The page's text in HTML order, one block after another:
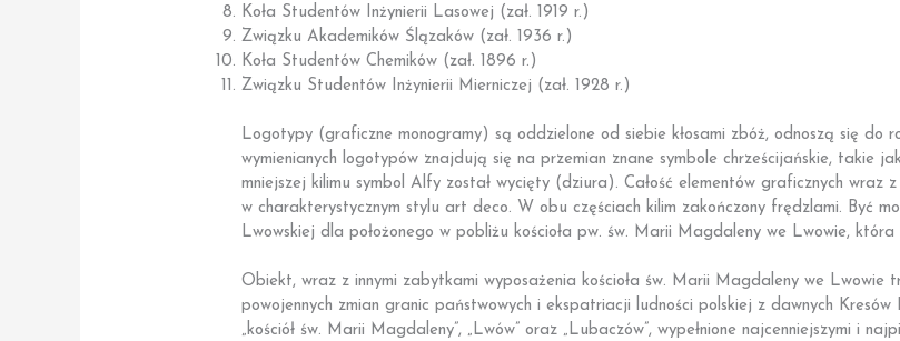
Koła Studentów Inżynierii Lasowej (zał. 1919 r.)
Związku Akademików Ślązaków (zał. 1936 r.)
Koła Studentów Chemików (zał. 1896 r.)
Związku Studentów Inżynierii Mierniczej (zał. 1928 r.)
Logotypy (graficzne monogramy) są oddzielone od siebie kłosami zbóż, odnoszą się do
wymienianych logotypów znajdują się na przemian znane symbole chrześcijańskie, takie
mniejszej kilimu symbol Alfy został wycięty (dziura). Całość elementów graficznych wraz
w charakterystycznym stylu art deco. W obu częściach kilim zakończony frędzlami. Być
Lwowskiej dla położonego w pobliżu kościoła pw. św. Marii Magdaleny we Lwowie, która
Obiekt, wraz z innymi zabytkami wyposażenia kościoła św. Marii Magdaleny we Lwowie
powojennych zmian granic państwowych i ekspatriacji ludności polskiej z dawnych
„kościół św. Marii Magdaleny”, „Lwów” oraz „Lubaczów”, wypełnione najcenniejszymi i